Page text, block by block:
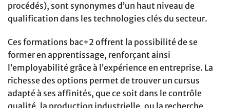
procédés), sont synonymes d’un haut niveau de
qualification dans les technologies clés du secteur.
Ces formations bac+2 offrent la possibilité de se
former en apprentissage, renforçant ainsi
l’employabilité grâce à l’expérience en entreprise. La
richesse des options permet de trouver un cursus
adapté à ses affinités, que ce soit dans le contrôle